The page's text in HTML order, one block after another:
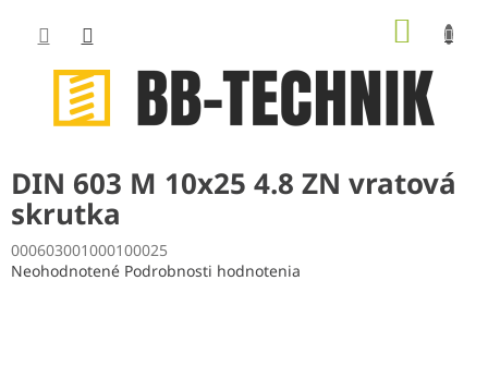
obsah
DIN 603 M 10x25 4.8 ZN vratová
skrutka
000603001000100025
Priemerné
Neohodnotené Podrobnosti hodnotenia